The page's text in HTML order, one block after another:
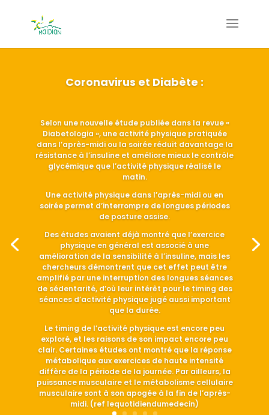
Coronavirus et Diabète :
Selon une nouvelle étude publiée dans la revue «
Diabetologia », une activité physique pratiquée
dans l’après-midi ou la soirée réduit davantage la
résistance à l’insuline et améliore mieux le contrôle
glycémique que l’activité physique réalisé le
matin.
Une activité physique dans l’après-midi ou en
soirée permet d’interrompre de longues périodes
de posture assise.
Des études avaient déjà montré que l’exercice
physique en général est associé à une
amélioration de la sensibilité à l’insuline, mais les
chercheurs démontrent que cet effet peut être
amplifié par une interruption des longues séances
de sédentarité, d’où leur intérêt pour le timing des
séances d’activité physique jugé aussi important
que la durée.
Le timing de l’activité physique est encore peu
exploré, et les raisons de son impact encore peu
clair. Certaines études ont montré que la réponse
métabolique aux exercices de haute intensité
diffère de la période de la journée. Par ailleurs, la
puissance musculaire et le métabolisme cellulaire
musculaire sont à son apogée à la fin de l’après-
midi. (ref lequotidiendumedecin)